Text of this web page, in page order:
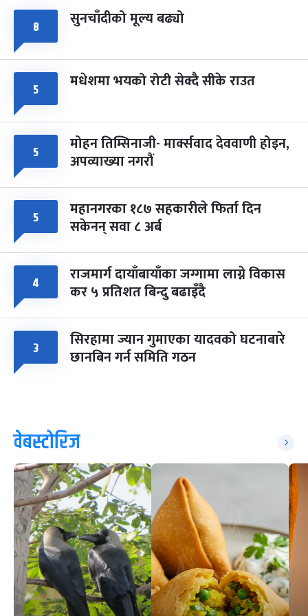
८ सुनचाँदीको मूल्य बढ्यो
५ मधेशमा भयको रोटी सेक्दै सीके राउत
५ मोहन तिम्सिनाजी- मार्क्सवाद देववाणी होइन,
अपव्याख्या नगरौं
५ महानगरका १८७ सहकारीले फिर्ता दिन
सकेनन् सवा ८ अर्ब
४ राजमार्ग दायाँबायाँका जग्गामा लाग्ने विकास
कर ५ प्रतिशत बिन्दु बढाइँदै
३ सिरहामा ज्यान गुमाएका यादवको घटनाबारे
छानबिन गर्न समिति गठन
वेबस्टोरिज